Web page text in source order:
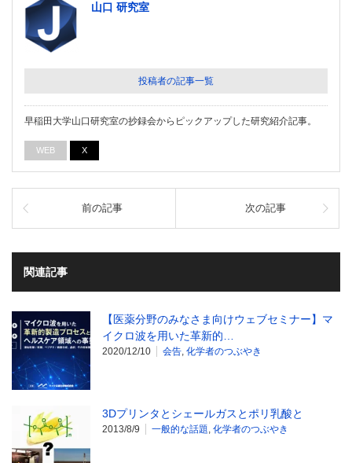
山口 研究室
投稿者の記事一覧
早稲田大学山口研究室の抄録会からピックアップした研究紹介記事。
WEB X
前の記事 次の記事
関連記事
【医薬分野のみなさま向けウェブセミナー】マ
イクロ波を用いた革新的…
2020/12/10 会告, 化学者のつぶやき
3Dプリンタとシェールガスとポリ乳酸と
2013/8/9 一般的な話題, 化学者のつぶやき